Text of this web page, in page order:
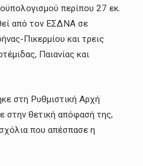
περίπου 27 εκ.
από τον ΕΣΔΝΑ σε
Πικερμίου και τρεις
Παιανίας και
στη Ρυθμιστική Αρχή
στην θετική απόφασή της,
που απέσπασε η